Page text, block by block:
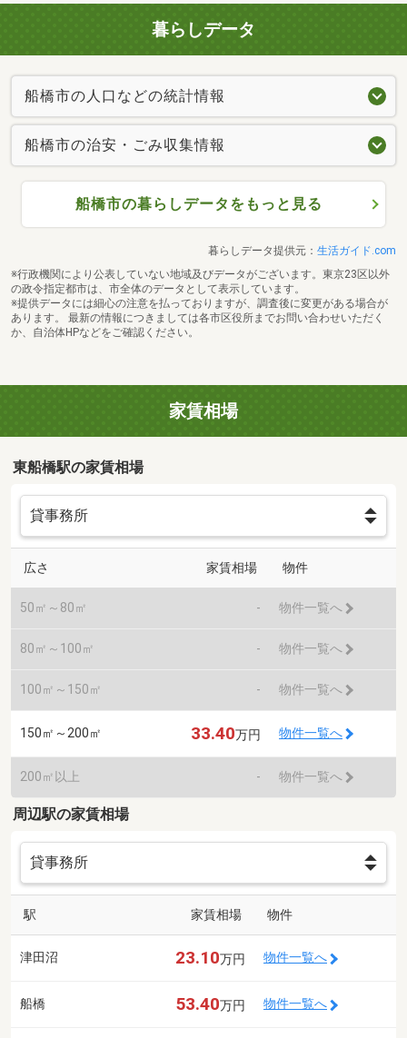
暮らしデータ
船橋市の人口などの統計情報
船橋市の治安・ごみ収集情報
船橋市の暮らしデータをもっと見る
暮らしデータ提供元： 生活ガイド.com
※行政機関により公表していない地域及びデータがございます。東京23区以外
の政令指定都市は、市全体のデータとして表示しています。
※提供データには細心の注意を払っておりますが、調査後に変更がある場合が
あります。 最新の情報につきましては各市区役所までお問い合わせいただく
か、自治体HPなどをご確認ください。
家賃相場
東船橋駅の家賃相場
広さ 家賃相場 物件
50㎡～80㎡ - 物件一覧へ
80㎡～100㎡ - 物件一覧へ
100㎡～150㎡ - 物件一覧へ
150㎡～200㎡ 33.40万円 物件一覧へ
200㎡以上 - 物件一覧へ
周辺駅の家賃相場
駅 家賃相場 物件
津田沼 23.10万円 物件一覧へ
船橋 53.40万円 物件一覧へ